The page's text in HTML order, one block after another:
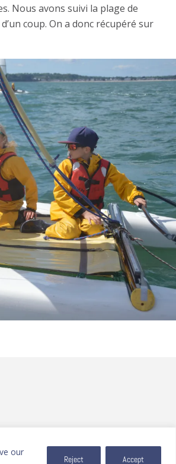
our
Reject Accept
Nous avons suivi la plage de
coup. On a donc récupéré sur